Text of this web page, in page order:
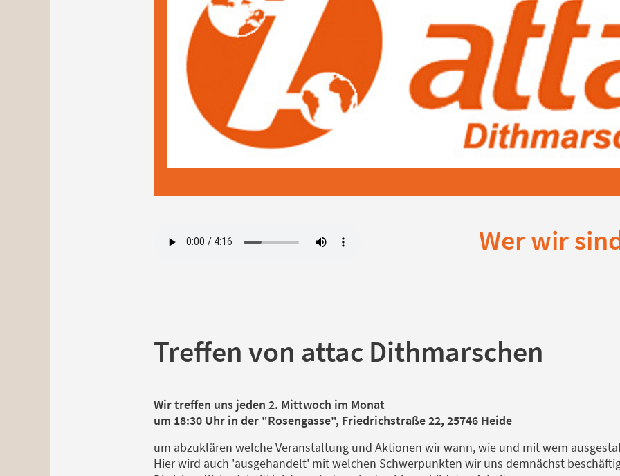
Wer wir
Treffen von attac Dithmarschen
Wir treffen uns jeden 2. Mittwoch im Monat
um 18:30 Uhr in der "Rosengasse", Friedrichstraße 22, 25746 Heide
um abzuklären welche Veranstaltung und Aktionen wir wann, wie und mit wem
Hier wird auch 'ausgehandelt' mit welchen Schwerpunkten wir uns demnächst